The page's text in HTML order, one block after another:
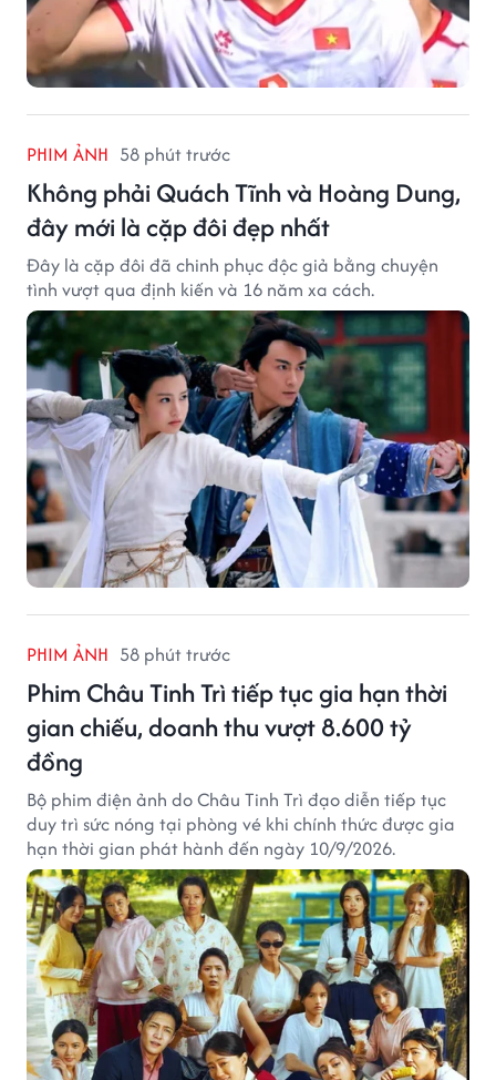
PHIM ẢNH 58 phút trước
Không phải Quách Tĩnh và Hoàng Dung,
đây mới là cặp đôi đẹp nhất
Đây là cặp đôi đã chinh phục độc giả bằng chuyện
tình vượt qua định kiến và 16 năm xa cách.
PHIM ẢNH 58 phút trước
Phim Châu Tinh Trì tiếp tục gia hạn thời
gian chiếu, doanh thu vượt 8.600 tỷ
đồng
Bộ phim điện ảnh do Châu Tinh Trì đạo diễn tiếp tục
duy trì sức nóng tại phòng vé khi chính thức được gia
hạn thời gian phát hành đến ngày 10/9/2026.